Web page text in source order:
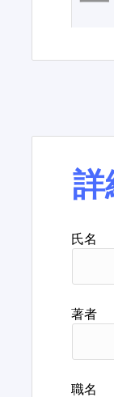
詳
氏名
著者
職名